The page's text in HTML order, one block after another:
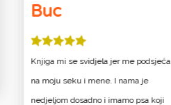
Buc
Knjiga mi se svidjela jer me podsjeća
na moju seku i mene. I nama je
nedjeljom dosadno i imamo psa koji